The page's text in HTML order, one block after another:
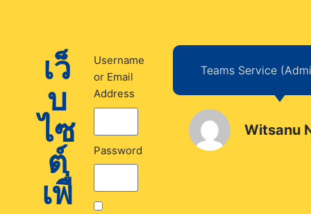
เว็
บ
ไซ
ต์
เพื่
Username
or Email
Address
Password
Teams Service
Witsanu